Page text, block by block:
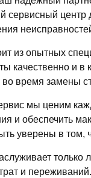
сервисный
из опытных
качественно и
время замены
мы ценим
и обеспечить
уверены в том,
и